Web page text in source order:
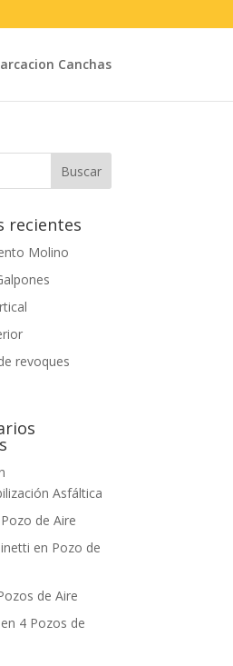
Canchas
recientes
Molino
revoques
Asfáltica
Pozo de Aire
en Pozo de
de Aire
en 4 Pozos de